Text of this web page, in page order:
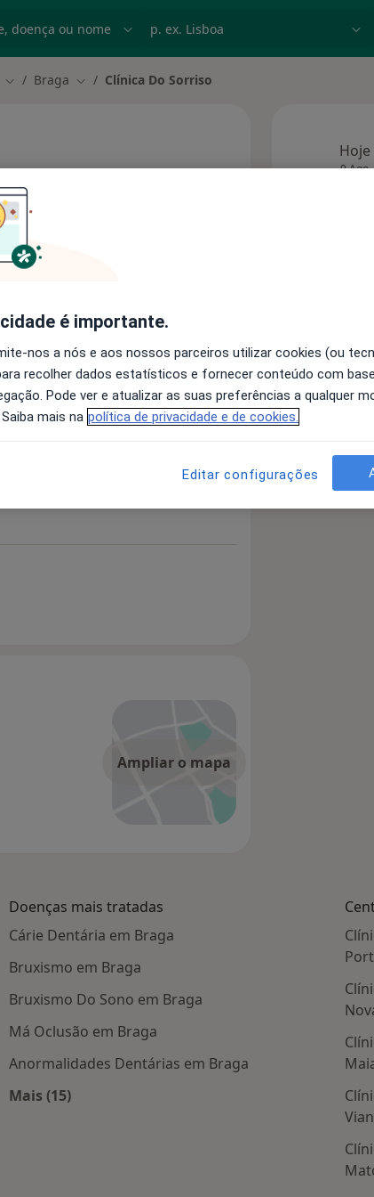
Mudar de cidade
Braga Mudar de cidade
Clínica Do Sorriso
Ampliar o mapa
Hoje
9 Ago
Doenças mais tratadas
Cárie Dentária em Braga
Bruxismo em Braga
Bruxismo Do Sono em Braga
Má Oclusão em Braga
Anormalidades Dentárias em Braga
Mais (15)
é importante.
nos a nós e aos nossos parceiros utilizar cookies (ou
recolher dados estatísticos e fornecer conteúdo com
Pode ver e atualizar as suas preferências a qualquer
mais na política de privacidade e de cookies.
Editar configurações